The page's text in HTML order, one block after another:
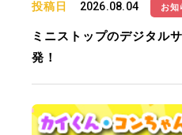
投稿日 2026.08.04 お知
ミニストップのデジタル
発！